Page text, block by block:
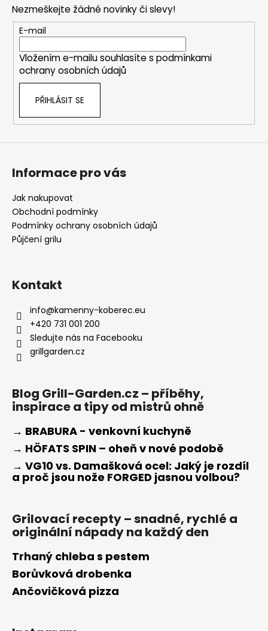
Nezmeškejte žádné novinky či slevy!
E-mail
Vložením e-mailu souhlasíte s podmínkami
ochrany osobních údajů
PŘIHLÁSIT SE
Informace pro vás
Jak nakupovat
Obchodní podmínky
Podmínky ochrany osobních údajů
Půjčení grilu
Kontakt
info@kamenny-koberec.eu
+420 731 001 200
Sledujte nás na Facebooku
grillgarden.cz
Blog Grill-Garden.cz – příběhy,
inspirace a tipy od mistrů ohně
→ BRABURA - venkovní kuchyně
→ HÖFATS SPIN – oheň v nové podobě
→ VG10 vs. Damašková ocel: Jaký je rozdíl
a proč jsou nože FORGED jasnou volbou?
Grilovací recepty – snadné, rychlé a
originální nápady na každý den
Trhaný chleba s pestem
Borůvková drobenka
Ančovičková pizza